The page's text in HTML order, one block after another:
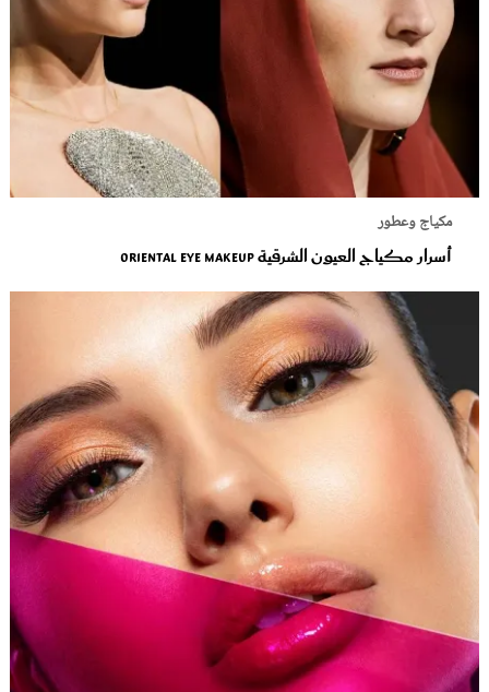
مكياج وعطور
أسرار مكياج العيون الشرقية Oriental Eye Makeup